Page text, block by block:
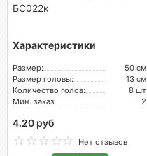
БС022к
Характеристики
Размер:
50 см
Размер головы:
13 см
Количество голов:
8 шт
Мин. заказ
2
4.20 руб
Нет отзывов